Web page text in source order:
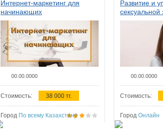
Интернет-маркетинг для
начинающих
00.00.0000
Стоимость: 38 000 тг.
Город По всему Казахстану
Развитие и
сексуальной
женщин
00.00.0000
Стоимость:
Город Онлайн